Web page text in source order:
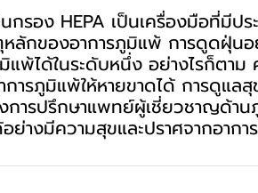
รอง HEPA เป็นเครื่องมือที่มีปร
ลักของอาการภูมิแพ้ การดูดฝุ่นอ
พ้ได้ในระดับหนึ่ง อย่างไรก็ตาม
การภูมิแพ้ให้หายขาดได้ การดูแล
การปรึกษาแพทย์ผู้เชี่ยวชาญด้า
างมีความสุขและปราศจากอาก